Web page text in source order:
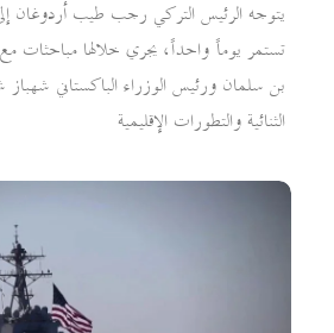
يتوجه الرئيس التركي رجب طيب أردوغان
تستمر يوماً واحداً، يجري خلالها مباحثات مع
بن سلمان ورئيس الوزراء الباكستاني
الثنائية والتطورات الإقليمية